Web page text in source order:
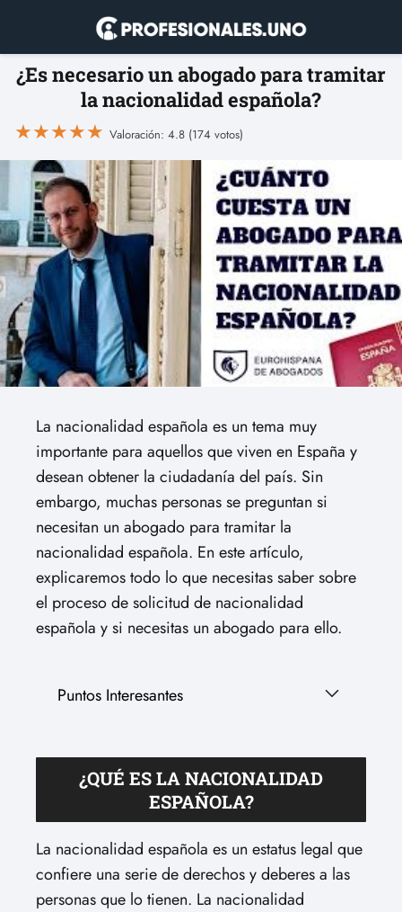
¿Es necesario un abogado para tramitar
la nacionalidad española?
★★★★★ Valoración: 4.8 (174 votos)
La nacionalidad española es un tema muy
importante para aquellos que viven en España y
desean obtener la ciudadanía del país. Sin
embargo, muchas personas se preguntan si
necesitan un abogado para tramitar la
nacionalidad española. En este artículo,
explicaremos todo lo que necesitas saber sobre
el proceso de solicitud de nacionalidad
española y si necesitas un abogado para ello.
Puntos Interesantes
¿QUÉ ES LA NACIONALIDAD
ESPAÑOLA?
La nacionalidad española es un estatus legal que
confiere una serie de derechos y deberes a las
personas que lo tienen. La nacionalidad